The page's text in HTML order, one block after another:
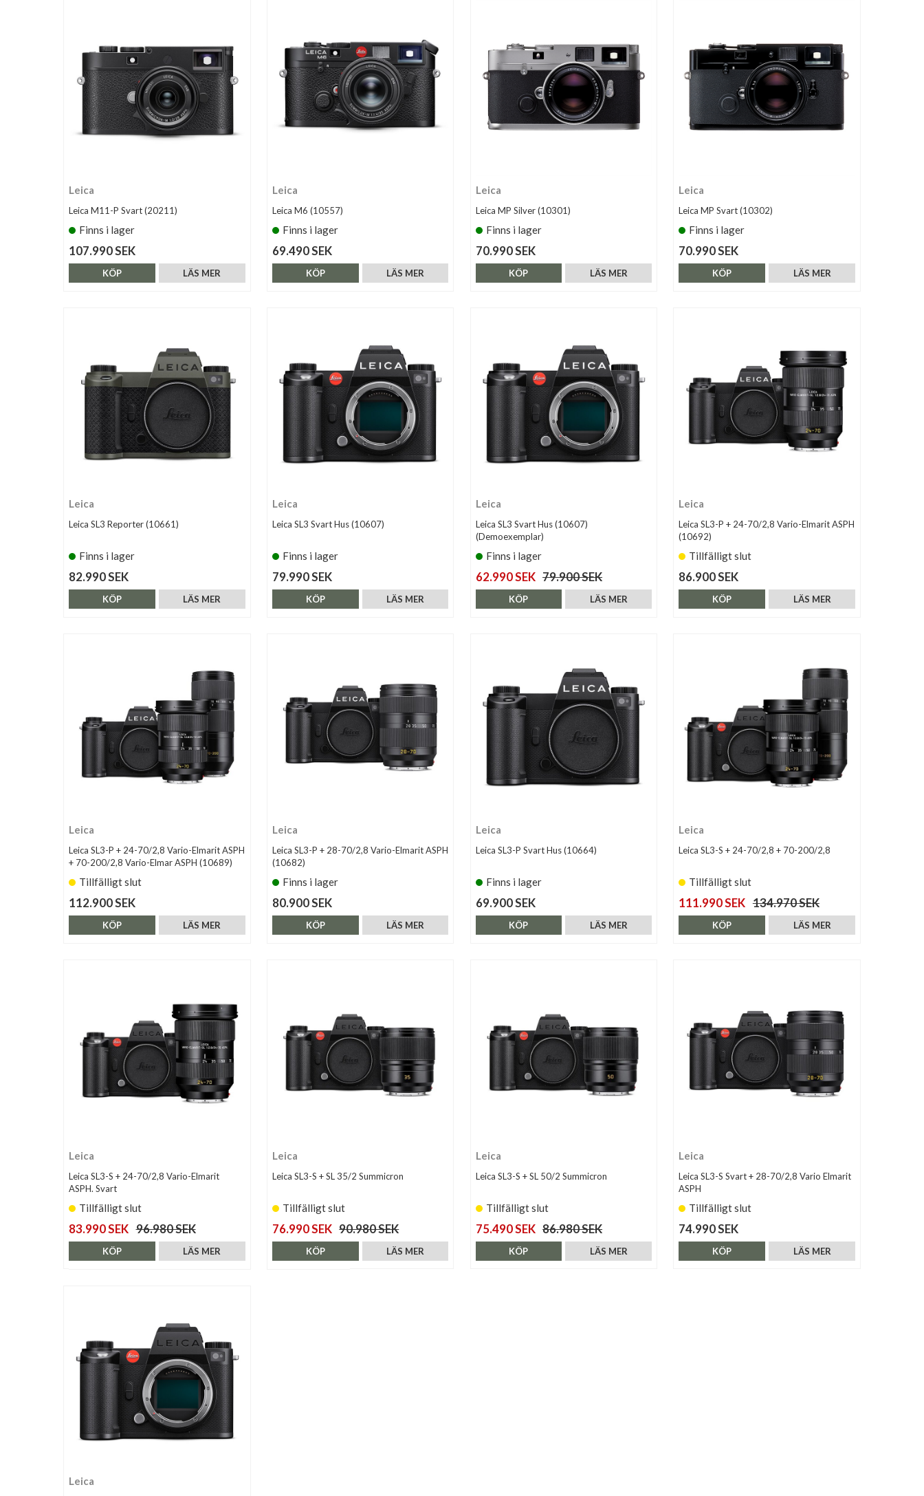
Leica
Leica M11-P Svart (20211)
Finns i lager
107.990 SEK
LÄS MER
KÖP
Leica
Leica M6 (10557)
Finns i lager
69.490 SEK
LÄS MER
KÖP
Leica
Leica MP Silver (10301)
Finns i lager
70.990 SEK
LÄS MER
KÖP
Leica
Leica MP Svart (10302)
Finns i lager
70.990 SEK
LÄS MER
KÖP
Leica
Leica SL3 Reporter (10661)
Finns i lager
82.990 SEK
LÄS MER
KÖP
Leica
Leica SL3 Svart Hus (10607)
Finns i lager
79.990 SEK
LÄS MER
KÖP
Leica
Leica SL3 Svart Hus (10607)
(Demoexemplar)
Finns i lager
62.990 SEK 79.900 SEK
LÄS MER
KÖP
Leica
Leica SL3-P + 24-70/2,8 Vario-Elmarit ASPH
(10692)
Tillfälligt slut
86.900 SEK
LÄS MER
KÖP
Leica
Leica SL3-P + 24-70/2,8 Vario-Elmarit ASPH
+ 70-200/2,8 Vario-Elmar ASPH (10689)
Tillfälligt slut
112.900 SEK
LÄS MER
KÖP
Leica
Leica SL3-P + 28-70/2,8 Vario-Elmarit ASPH
(10682)
Finns i lager
80.900 SEK
LÄS MER
KÖP
Leica
Leica SL3-P Svart Hus (10664)
Finns i lager
69.900 SEK
LÄS MER
KÖP
Leica
Leica SL3-S + 24-70/2,8 + 70-200/2,8
Tillfälligt slut
111.990 SEK 134.970 SEK
LÄS MER
KÖP
Leica
Leica SL3-S + 24-70/2,8 Vario-Elmarit
ASPH. Svart
Tillfälligt slut
83.990 SEK 96.980 SEK
LÄS MER
KÖP
Leica
Leica SL3-S + SL 35/2 Summicron
Tillfälligt slut
76.990 SEK 90.980 SEK
LÄS MER
KÖP
Leica
Leica SL3-S + SL 50/2 Summicron
Tillfälligt slut
75.490 SEK 86.980 SEK
LÄS MER
KÖP
Leica
Leica SL3-S Svart + 28-70/2,8 Vario Elmarit
ASPH
Tillfälligt slut
74.990 SEK
LÄS MER
KÖP
Leica